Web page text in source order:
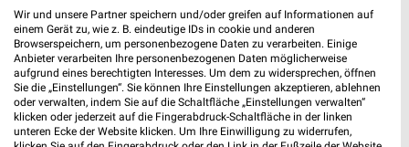
552,80 km
dm Kirchberg (Hunsrück)
Freiherr-von-Drais-Straße 5
55481 Kirchberg (Hunsrück)
Wir und unsere Partner speichern und/oder greifen auf Informationen auf
einem Gerät zu, wie z. B. eindeutige IDs in cookie und anderen
Browserspeichern, um personenbezogene Daten zu verarbeiten. Einige
Anbieter verarbeiten Ihre personenbezogenen Daten möglicherweise
aufgrund eines berechtigten Interesses. Um dem zu widersprechen, öffnen
Sie die „Einstellungen“. Sie können Ihre Einstellungen akzeptieren, ablehnen
oder verwalten, indem Sie auf die Schaltfläche „Einstellungen verwalten“
klicken oder jederzeit auf die Fingerabdruck-Schaltfläche in der linken
unteren Ecke der Website klicken. Um Ihre Einwilligung zu widerrufen,